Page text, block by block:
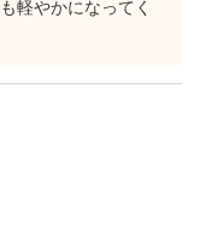
軽やかになってく